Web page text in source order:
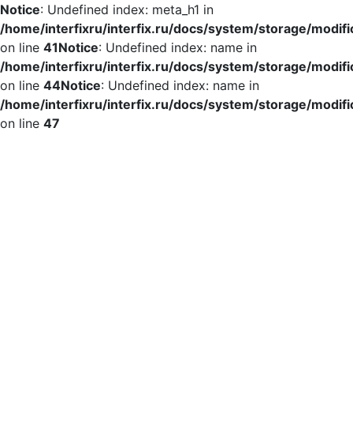
Notice: Undefined index: meta_h1 in
/home/interfixru/interfix.ru/docs/system/storage/
on line 41Notice: Undefined index: name in
/home/interfixru/interfix.ru/docs/system/storage/
on line 44Notice: Undefined index: name in
/home/interfixru/interfix.ru/docs/system/storage/
on line 47